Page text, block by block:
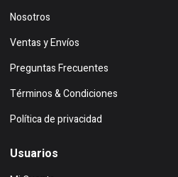
Nosotros
Ventas y Envíos
Preguntas Frecuentes
Términos & Condiciones
Política de privacidad
Usuarios